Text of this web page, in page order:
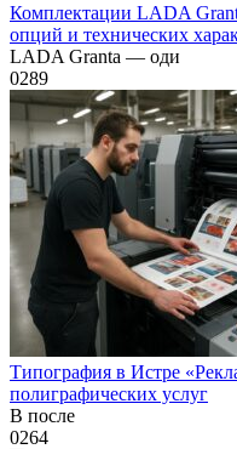
Комплектации LADA
опций и технических
LADA Granta — оди
0289
Типография в Истре
полиграфических услуг
В после
0264